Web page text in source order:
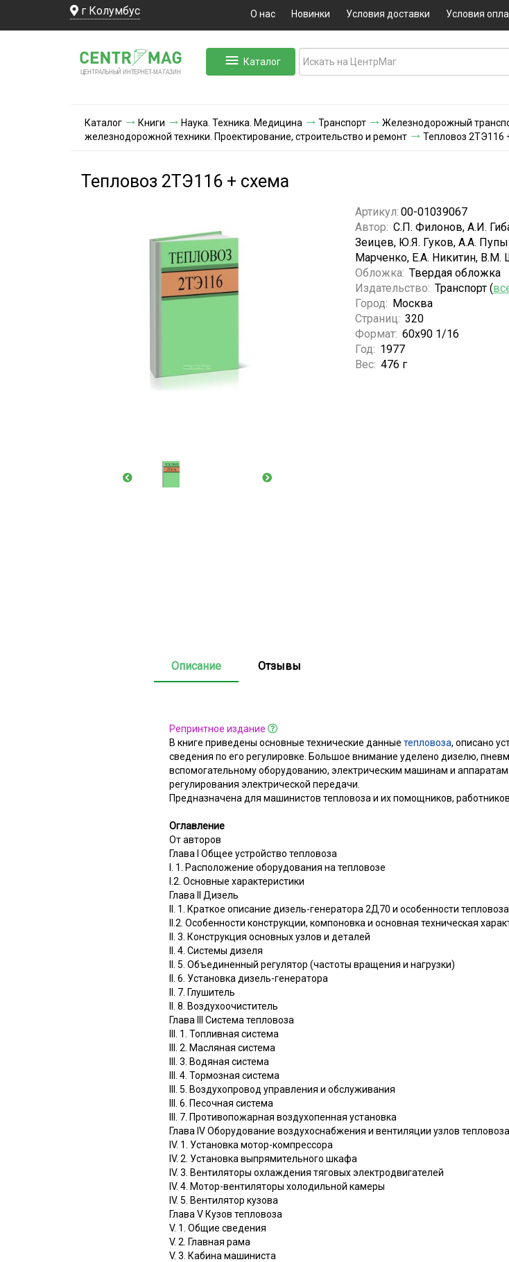
г Колумбус О нас Новинки Условия доставки Условия
ЦЕНТРАЛЬНЫЙ ИНТЕРНЕТ-МА ГАЗИН
Каталог
Каталог Книги Наука. Техника. Медицина Транспорт Железнодорожный
железнодорожной техники. Проектирование, строительство и ремонт
Тепловоз 2ТЭ116
Тепловоз 2ТЭ116 + схема
Артикул: 00-01039067
Автор: С.П. Филонов, А.И.
Зеицев, Ю.Я. Гуков, А.А.
Марченко, Е.А. Никитин,
Обложка: Твердая обложка
Издательство: Транспорт (
Город: Москва
Страниц: 320
Формат: 60x90 1/16
Год: 1977
Вес: 476 г
Описание Отзывы
Репринтное издание
В книге приведены основные технические данные тепловоза, описано
сведения по его регулировке. Большое внимание уделено дизелю,
вспомогательному оборудованию, электрическим машинам и
регулирования электрической передачи.
Предназначена для машинистов тепловоза и их помощников,
Оглавление
От авторов
Глава I Общее устройство тепловоза
I. 1. Расположение оборудования на тепловозе
I.2. Основные характеристики
Глава II Дизель
II. 1. Краткое описание дизель-генератора 2Д70 и особенности
II.2. Особенности конструкции, компоновка и основная техническая
II. 3. Конструкция основных узлов и деталей
II. 4. Системы дизеля
II. 5. Объединенный регулятор (частоты вращения и нагрузки)
II. 6. Установка дизель-генератора
II. 7. Глушитель
II. 8. Воздухоочиститель
Глава III Система тепловоза
III. 1. Топливная система
III. 2. Масляная система
III. 3. Водяная система
III. 4. Тормозная система
III. 5. Воздухопровод управления и обслуживания
III. 6. Песочная система
III. 7. Противопожарная воздухопенная установка
Глава IV Оборудование воздухоснабжения и вентиляции узлов тепловоза
IV. 1. Установка мотор-компрессора
IV. 2. Установка выпрямительного шкафа
IV. 3. Вентиляторы охлаждения тяговых электродвигателей
IV. 4. Мотор-вентиляторы холодильной камеры
IV. 5. Вентилятор кузова
Глава V Кузов тепловоза
V. 1. Общие сведения
V. 2. Главная рама
V. 3. Кабина машиниста